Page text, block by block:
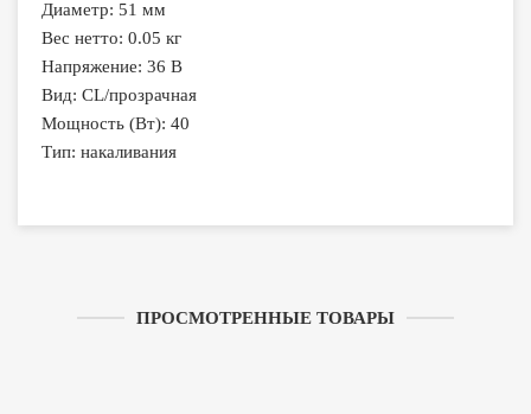
Диаметр: 51 мм
Вес нетто: 0.05 кг
Напряжение: 36 В
Вид: CL/прозрачная
Мощность (Вт): 40
Тип: накаливания
ПРОСМОТРЕННЫЕ ТОВАРЫ